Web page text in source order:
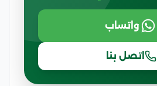
واتساب
اتصل بنا